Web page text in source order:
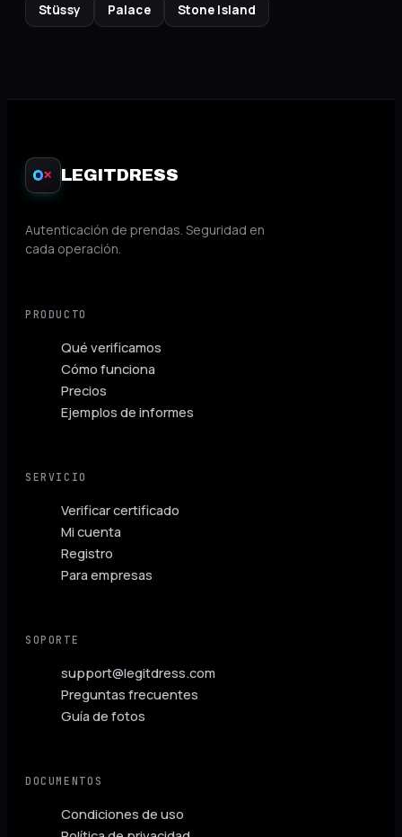
Stüssy Palace Stone Island
✕ LEGITDRESS
Autenticación de prendas. Seguridad en
cada operación.
PRODUCTO
Qué verificamos
Cómo funciona
Precios
Ejemplos de informes
SERVICIO
Verificar certificado
Mi cuenta
Registro
Para empresas
SOPORTE
support@legitdress.com
Preguntas frecuentes
Guía de fotos
DOCUMENTOS
Condiciones de uso